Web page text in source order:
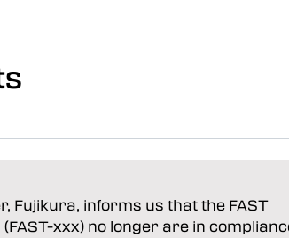
Fujikura, informs us that the FAST
xxx) no longer are in